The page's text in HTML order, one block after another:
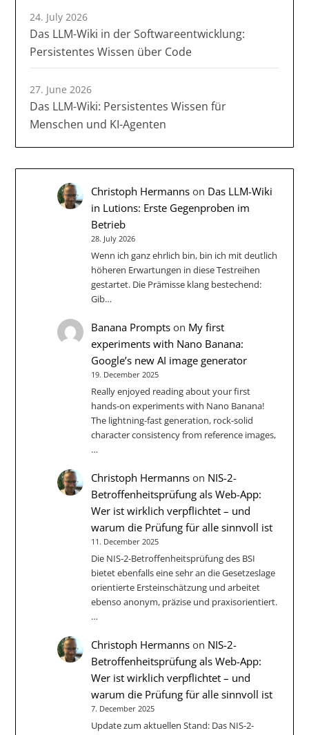
24. July 2026
Das LLM-Wiki in der Softwareentwicklung:
Persistentes Wissen über Code
27. June 2026
Das LLM-Wiki: Persistentes Wissen für
Menschen und KI-Agenten
Christoph Hermanns on Das LLM-Wiki
in Lutions: Erste Gegenproben im
Betrieb
28. July 2026
Wenn ich ganz ehrlich bin, bin ich mit deutlich
höheren Erwartungen in diese Testreihen
gestartet. Die Prämisse klang bestechend:
Gib…
Banana Prompts on My first
experiments with Nano Banana:
Google’s new AI image generator
19. December 2025
Really enjoyed reading about your first
hands-on experiments with Nano Banana!
The lightning-fast generation, rock-solid
character consistency from reference images,
…
Christoph Hermanns on NIS-2-
Betroffenheitsprüfung als Web-App:
Wer ist wirklich verpflichtet – und
warum die Prüfung für alle sinnvoll ist
11. December 2025
Die NIS‑2-Betroffenheitsprüfung des BSI
bietet ebenfalls eine sehr an die Gesetzeslage
orientierte Ersteinschätzung und arbeitet
ebenso anonym, präzise und praxisorientiert.
…
Christoph Hermanns on NIS-2-
Betroffenheitsprüfung als Web-App:
Wer ist wirklich verpflichtet – und
warum die Prüfung für alle sinnvoll ist
7. December 2025
Update zum aktuellen Stand: Das NIS-2-